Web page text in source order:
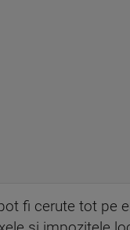
fi cerute tot pe